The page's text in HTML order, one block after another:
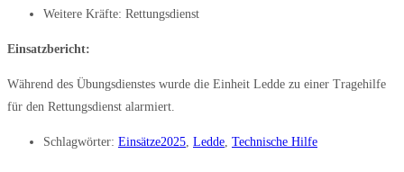
Weitere Kräfte: Rettungsdienst
Einsatzbericht:
Während des Übungsdienstes wurde die Einheit Ledde zu einer Tragehilfe
für den Rettungsdienst alarmiert.
Schlagwörter: Einsätze2025, Ledde, Technische Hilfe